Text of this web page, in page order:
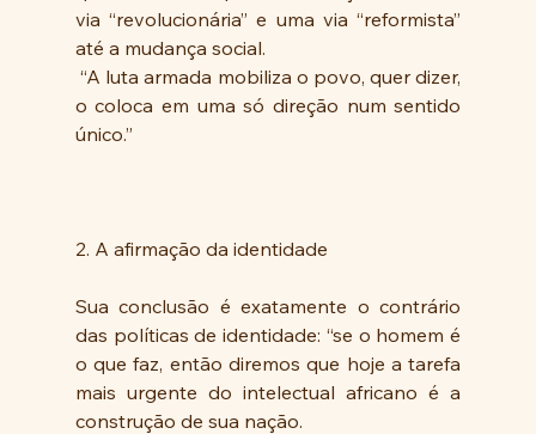
via “revolucionária” e uma via “reformista”
até a mudança social.
o coloca em uma só direção num sentido
único.”
2. A afirmação da identidade
Sua conclusão é exatamente o contrário
das políticas de identidade: “se o homem é
o que faz, então diremos que hoje a tarefa
mais urgente do intelectual africano é a
construção de sua nação.